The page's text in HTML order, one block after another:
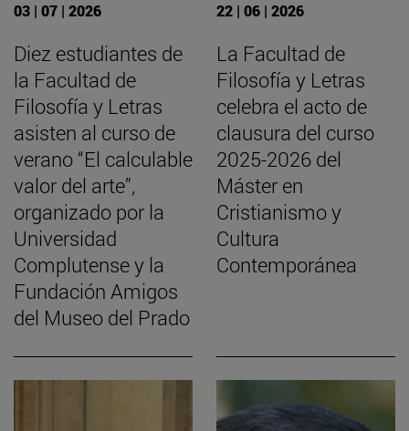
03 | 07 | 2026
Diez estudiantes de
la Facultad de
Filosofía y Letras
asisten al curso de
verano “El calculable
valor del arte”,
organizado por la
Universidad
Complutense y la
Fundación Amigos
del Museo del Prado
22 | 06 | 2026
La Facultad de
Filosofía y Letras
celebra el acto de
clausura del curso
2025-2026 del
Máster en
Cristianismo y
Cultura
Contemporánea